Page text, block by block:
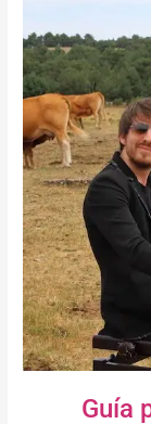
Guía